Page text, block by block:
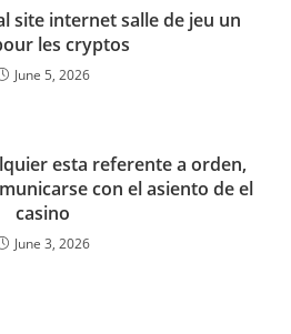
site internet salle de jeu un
les cryptos
June 5, 2026
esta referente a orden,
con el asiento de el
casino
June 3, 2026